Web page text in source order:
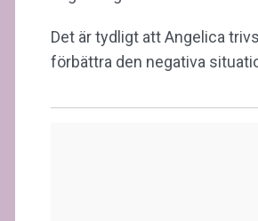
Det är tydligt att Angelica
förbättra den negativa